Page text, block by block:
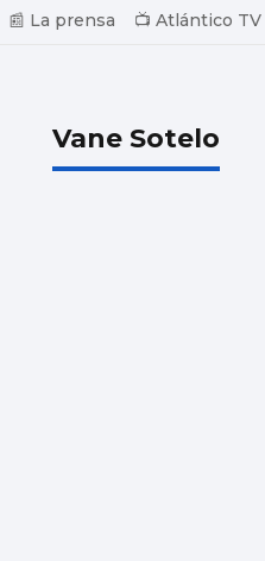
📰 La prensa 📺 Atlántico TV
Vane Sotelo